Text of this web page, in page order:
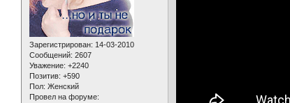
Зарегистрирован: 14-03-2010
Сообщений: 2607
Уважение: +2240
Позитив: +590
Пол: Женский
Провел на форуме: